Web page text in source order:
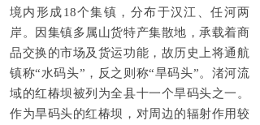
境内形成18个集镇，分布于汉江、任河两
岸。因集镇多属山货特产集散地，承载着商
品交换的市场及货运功能，故历史上将通航
镇称“水码头”，反之则称“旱码头”。渚河流
域的红椿坝被列为全县十一个旱码头之一。
作为旱码头的红椿坝，对周边的辐射作用较